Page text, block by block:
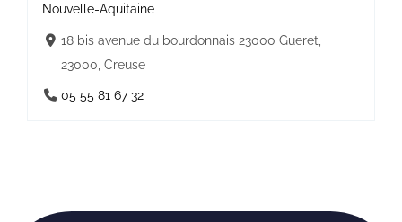
Nouvelle-Aquitaine
18 bis avenue du bourdonnais 23000 Gueret,
23000, Creuse
05 55 81 67 32